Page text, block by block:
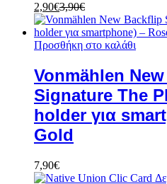
2,90€3,90€
Προσθήκη στο καλάθι
Vonmählen
Signature The
holder για
Gold
7,90€